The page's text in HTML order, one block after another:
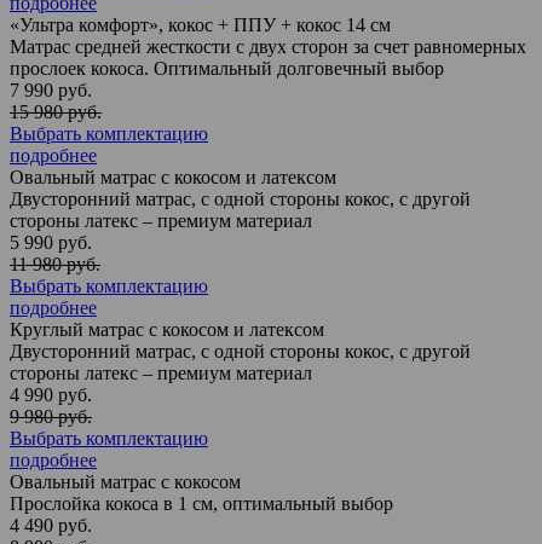
«Ультра комфорт», кокос + ППУ + кокос 14 см
Матрас средней жесткости с двух сторон за счет равномерных
прослоек кокоса. Оптимальный долговечный выбор
7 990 руб.
15 980 руб.
Выбрать комплектацию
подробнее
Овальный матрас с кокосом и латексом
Двусторонний матрас, с одной стороны кокос, с другой
стороны латекс – премиум материал
5 990 руб.
11 980 руб.
Выбрать комплектацию
подробнее
Круглый матрас с кокосом и латексом
Двусторонний матрас, с одной стороны кокос, с другой
стороны латекс – премиум материал
4 990 руб.
9 980 руб.
Выбрать комплектацию
подробнее
Овальный матрас с кокосом
Прослойка кокоса в 1 см, оптимальный выбор
4 490 руб.